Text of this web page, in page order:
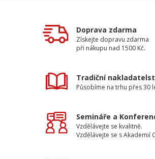
Doprava zdarma
Získejte dopravu zdarma
při nákupu nad 1500 Kč.
Tradiční
Působíme na trhu přes 30
Semináře a
Vzdělávejte se kvalitně.
Vzdělávejte se s Akademií